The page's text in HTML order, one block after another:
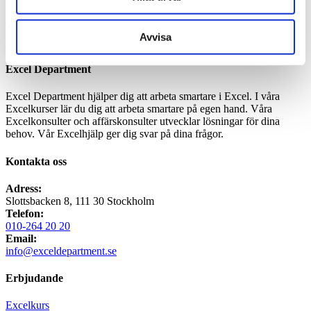
Avvisa
Home/ms29941569.txt
Excel Department
Excel Department hjälper dig att arbeta smartare i Excel. I våra
Excelkurser lär du dig att arbeta smartare på egen hand. Våra
Excelkonsulter och affärskonsulter utvecklar lösningar för dina
behov. Vår Excelhjälp ger dig svar på dina frågor.
Kontakta oss
Adress:
Slottsbacken 8, 111 30 Stockholm
Telefon:
010-264 20 20
Email:
info@exceldepartment.se
Erbjudande
Excelkurs